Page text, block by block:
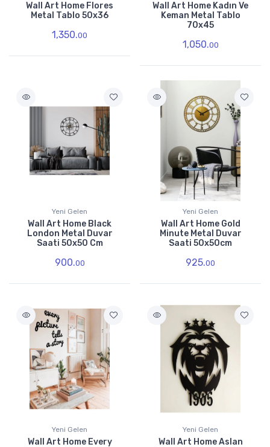
Wall Art Home Flores
Metal Tablo 50x36
1,350.00
Wall Art Home Kadın Ve
Keman Metal Tablo
70x45
1,050.00
Yeni Gelen
Wall Art Home Black
London Metal Duvar
Saati 50x50 Cm
900.00
Yeni Gelen
Wall Art Home Gold
Minute Metal Duvar
Saati 50x50cm
925.00
Yeni Gelen
Wall Art Home Every
Yeni Gelen
Wall Art Home Aslan